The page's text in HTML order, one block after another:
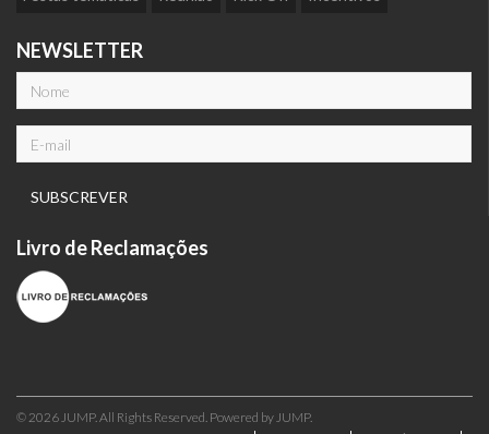
NEWSLETTER
Livro de Reclamações